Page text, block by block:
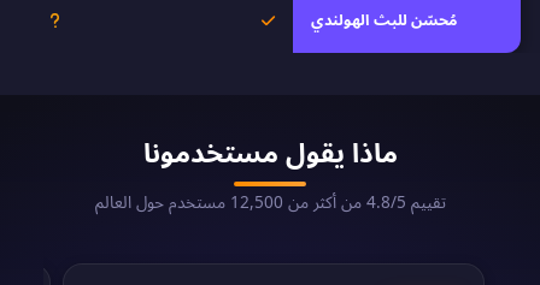
مُحسّن للبث الهولندي نعم
ماذا يقول مستخدمونا
تقييم 4.8/5 من أكثر من 12,500 مستخدم حول العالم